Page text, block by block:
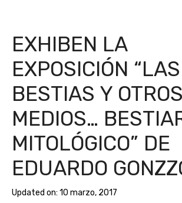
EXHIBEN LA
EXPOSICIÓN “LAS
BESTIAS Y OTROS
MEDIOS…
MITOLÓGICO” DE
EDUARDO
Updated on: 10 marzo, 2017